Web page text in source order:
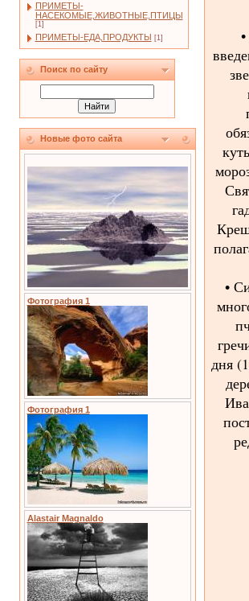
ПРИМЕТЫ-
НАСЕКОМЫЕ,ЖИВОТНЫЕ,ПТИЦЫ
[1]
ПРИМЕТЫ-ЕДА,ПРОДУКТЫ [1]
Поиск по сайту
Новые фото сайта
Фотография 1
Фотография 1
Alastair Magnaldo
•
дня